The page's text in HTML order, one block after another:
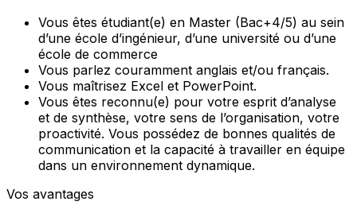
Vous êtes étudiant(e) en Master (Bac+4/5) au sein
d’une école d’ingénieur, d’une université ou d’une
école de commerce
Vous parlez couramment anglais et/ou français.
Vous maîtrisez Excel et PowerPoint.
Vous êtes reconnu(e) pour votre esprit d’analyse
et de synthèse, votre sens de l’organisation, votre
proactivité. Vous possédez de bonnes qualités de
communication et la capacité à travailler en équipe
dans un environnement dynamique.
Vos avantages